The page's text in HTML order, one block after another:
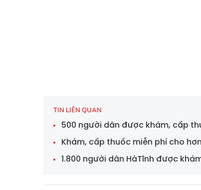
TIN LIÊN QUAN
500 người dân được khám, cấp
Khám, cấp thuốc miễn phí cho
1.800 người dân HàTĩnh được